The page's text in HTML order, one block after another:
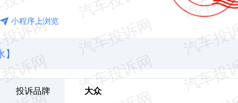
小程序上浏览
投诉品牌 大众